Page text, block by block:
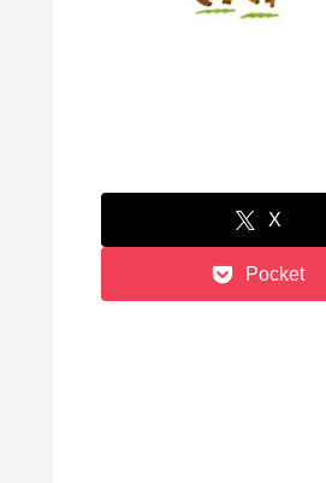
X
Pocket